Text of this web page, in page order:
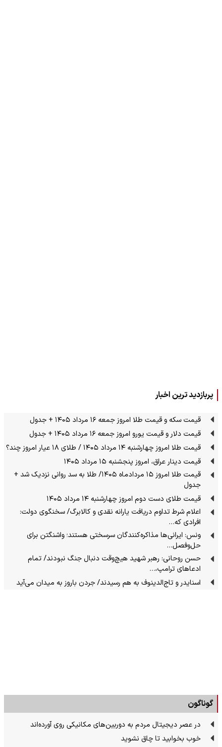
پربازدید ترین اخبار
قیمت سکه و قیمت طلا امروز جمعه ۱۶ مرداد ۱۴۰۵ + جدول
قیمت دلار و قیمت یورو امروز جمعه ۱۶ مرداد ۱۴۰۵ + جدول
قیمت طلا امروز چهارشنبه ۱۴ مرداد ۱۴۰۵ / طلای ۱۸ عیار امروز چند؟
قیمت دینار عراق، امروز پنجشنبه ۱۵ مرداد ۱۴۰۵
قیمت طلا امروز ۱۵ مردادماه ۱۴۰۵/ طلا به سد روانی نزدیک شد +
جدول
قیمت طلای دست دوم امروز چهارشنبه ۱۴ مرداد ۱۴۰۵
اعلام شرط تداوم دریافت یارانه نقدی و کالابرگ/ سخنگوی دولت:
افرادی که…
ونس: ایرانی‌ها مذاکره‌کنندگان سرسختی هستند؛ واشنگتن برای
حل‌وفصل…
حسن روحانی: رهبر شهید هیچ‌وقت دنبال جنگ نبودند/ تمام
ادعاهای ترامپ،…
اسنایدر و تاج‌الدینوف به هم رسیدند/ جردن باروز به میدان می‌آید
گوناگون
در عصر دیجیتال مردم به دوربین‌های مکانیکی روی آورده‌اند
خوب بخوابید تا چاق نشوید